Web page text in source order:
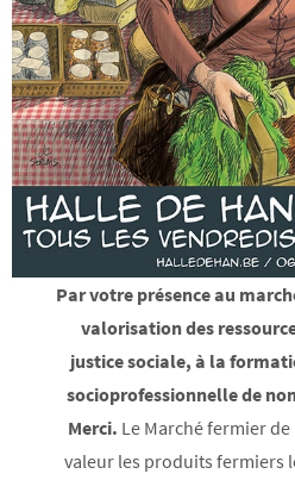
Par votre présence au
valorisation des
justice sociale, à la
socioprofessionnelle de
Merci. Le Marché fermier
valeur les produits fermiers